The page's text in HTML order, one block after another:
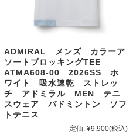
ADMIRAL メンズ カラーア
ソートブロッキングTEE
ATMA608-00 2026SS ホ
ワイト 吸水速乾 ストレッ
チ アドミラル MEN テニ
スウェア バドミントン ソフ
トテニス
定価: ¥9,900(税込)